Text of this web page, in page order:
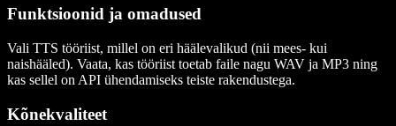
Funktsioonid ja omadused
Vali TTS tööriist, millel on eri häälevalikud (nii mees- kui
naishääled). Vaata, kas tööriist toetab faile nagu WAV ja MP3 ning
kas sellel on API ühendamiseks teiste rakendustega.
Kõnekvaliteet